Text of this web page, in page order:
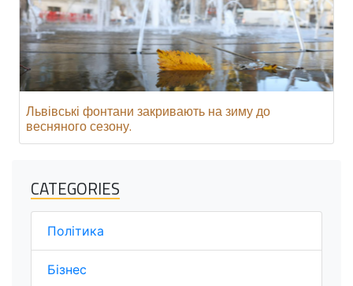
Львівські фонтани закривають на зиму до
весняного сезону.
CATEGORIES
Політика
Бізнес